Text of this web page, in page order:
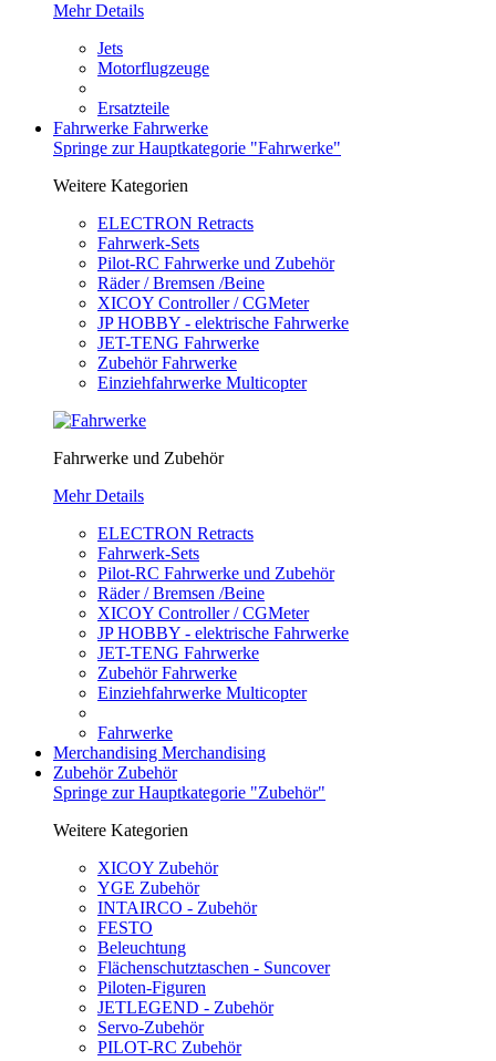
Mehr Details
Jets
Motorflugzeuge
Ersatzteile
Fahrwerke Fahrwerke
Springe zur Hauptkategorie "Fahrwerke"
Weitere Kategorien
ELECTRON Retracts
Fahrwerk-Sets
Pilot-RC Fahrwerke und Zubehör
Räder / Bremsen /Beine
XICOY Controller / CGMeter
JP HOBBY - elektrische Fahrwerke
JET-TENG Fahrwerke
Zubehör Fahrwerke
Einziehfahrwerke Multicopter
Fahrwerke und Zubehör
Mehr Details
ELECTRON Retracts
Fahrwerk-Sets
Pilot-RC Fahrwerke und Zubehör
Räder / Bremsen /Beine
XICOY Controller / CGMeter
JP HOBBY - elektrische Fahrwerke
JET-TENG Fahrwerke
Zubehör Fahrwerke
Einziehfahrwerke Multicopter
Fahrwerke
Merchandising Merchandising
Zubehör Zubehör
Springe zur Hauptkategorie "Zubehör"
Weitere Kategorien
XICOY Zubehör
YGE Zubehör
INTAIRCO - Zubehör
FESTO
Beleuchtung
Flächenschutztaschen - Suncover
Piloten-Figuren
JETLEGEND - Zubehör
Servo-Zubehör
PILOT-RC Zubehör